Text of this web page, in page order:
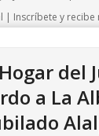
| Inscríbete y recibe
del
a La